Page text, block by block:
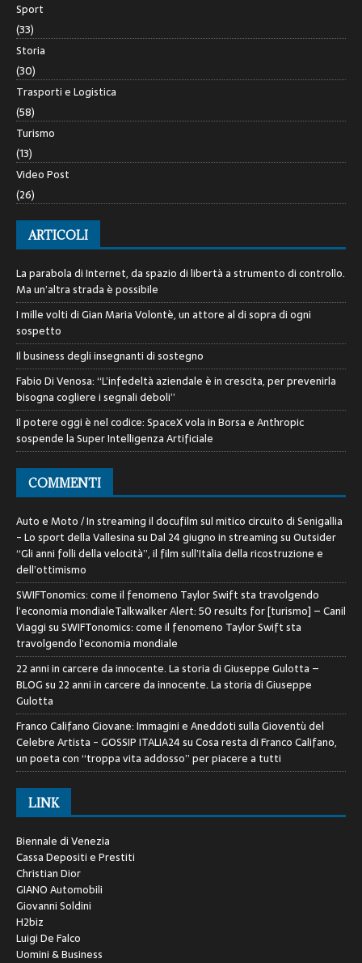
Sport
(33)
Storia
(30)
Trasporti e Logistica
(58)
Turismo
(13)
Video Post
(26)
ARTICOLI
La parabola di Internet, da spazio di libertà a strumento di controllo.
Ma un’altra strada è possibile
I mille volti di Gian Maria Volontè, un attore al di sopra di ogni
sospetto
Il business degli insegnanti di sostegno
Fabio Di Venosa: “L’infedeltà aziendale è in crescita, per prevenirla
bisogna cogliere i segnali deboli”
Il potere oggi è nel codice: SpaceX vola in Borsa e Anthropic
sospende la Super Intelligenza Artificiale
COMMENTI
Auto e Moto / In streaming il docufilm sul mitico circuito di Senigallia
- Lo sport della VallesinasuDal 24 giugno in streaming su Outsider
“Gli anni folli della velocità”, il film sull’Italia della ricostruzione e
dell’ottimismo
SWIFTonomics: come il fenomeno Taylor Swift sta travolgendo
l’economia mondialeTalkwalker Alert: 50 results for [turismo] – Canil
ViaggisuSWIFTonomics: come il fenomeno Taylor Swift sta
travolgendo l’economia mondiale
22 anni in carcere da innocente. La storia di Giuseppe Gulotta –
BLOGsu 22 anni in carcere da innocente. La storia di Giuseppe
Gulotta
Franco Califano Giovane: Immagini e Aneddoti sulla Gioventù del
Celebre Artista - GOSSIP ITALIA24suCosa resta di Franco Califano,
un poeta con “troppa vita addosso” per piacere a tutti
LINK
Biennale di Venezia
Cassa Depositi e Prestiti
Christian Dior
GIANO Automobili
Giovanni Soldini
H2biz
Luigi De Falco
Uomini & Business